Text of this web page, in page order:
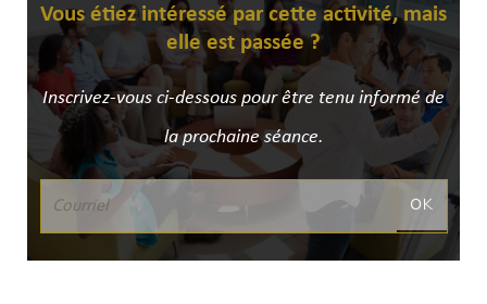
Vous étiez intéressé par cette activité, mais
elle est passée ?
Inscrivez-vous ci-dessous pour être tenu informé de
la prochaine séance.
OK